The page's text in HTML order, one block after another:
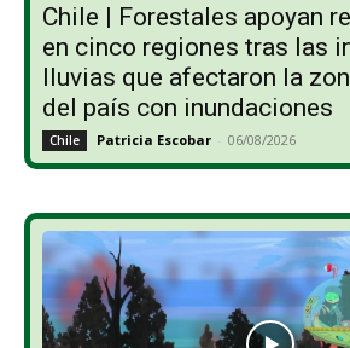
Chile | Forestales apoyan
en cinco regiones tras las
lluvias que afectaron la
del país con inundaciones
Chile Patricia Escobar - 06/08/2026